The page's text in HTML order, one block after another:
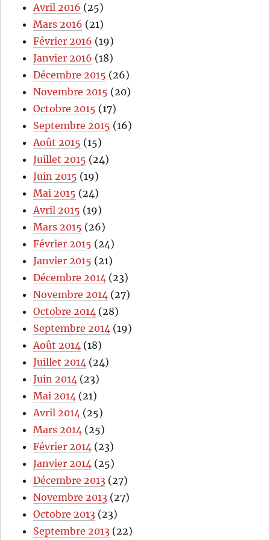
Avril 2016 (25)
Mars 2016 (21)
Février 2016 (19)
Janvier 2016 (18)
Décembre 2015 (26)
Novembre 2015 (20)
Octobre 2015 (17)
Septembre 2015 (16)
Août 2015 (15)
Juillet 2015 (24)
Juin 2015 (19)
Mai 2015 (24)
Avril 2015 (19)
Mars 2015 (26)
Février 2015 (24)
Janvier 2015 (21)
Décembre 2014 (23)
Novembre 2014 (27)
Octobre 2014 (28)
Septembre 2014 (19)
Août 2014 (18)
Juillet 2014 (24)
Juin 2014 (23)
Mai 2014 (21)
Avril 2014 (25)
Mars 2014 (25)
Février 2014 (23)
Janvier 2014 (25)
Décembre 2013 (27)
Novembre 2013 (27)
Octobre 2013 (23)
Septembre 2013 (22)